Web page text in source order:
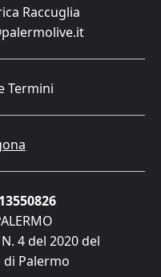
Raccuglia
Termini
4 del 2020 del
di Palermo